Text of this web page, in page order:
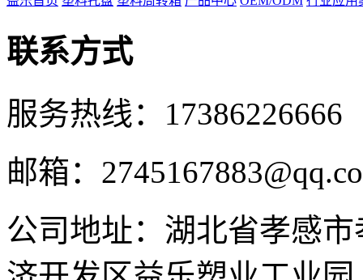
联系方式
服务热线：17386226666
邮箱：
公司地址：湖北省孝感市